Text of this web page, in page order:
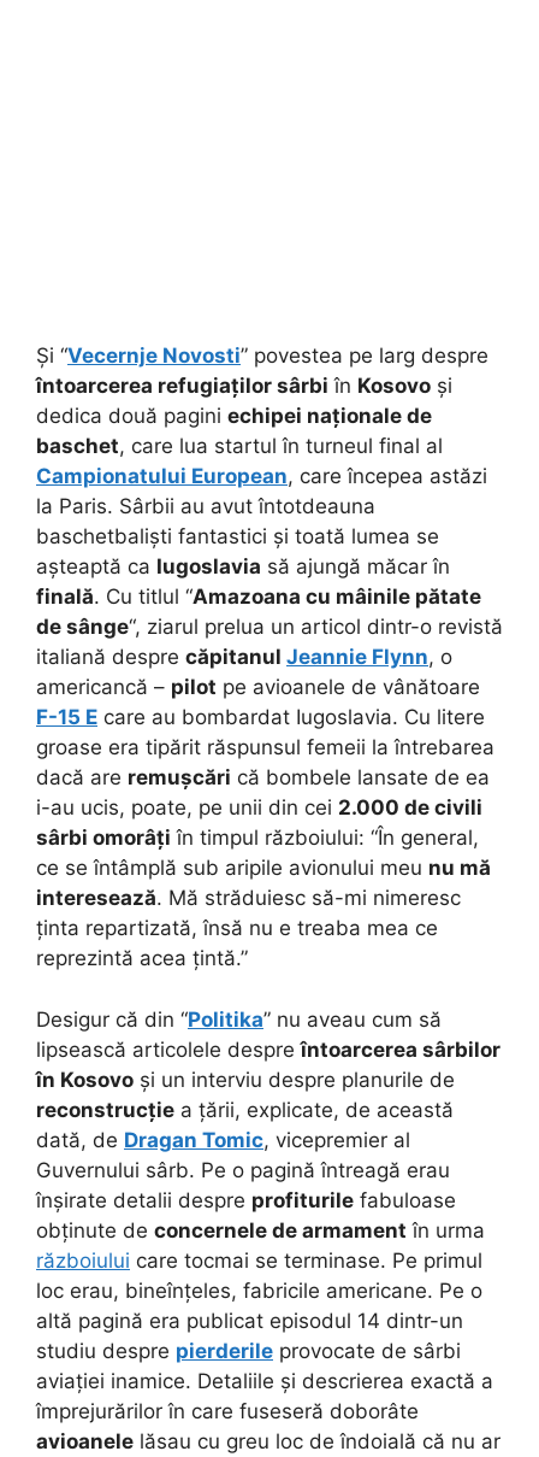
Și “Vecernje Novosti” povestea pe larg despre
întoarcerea refugiaților sârbi în Kosovo și
dedica două pagini echipei naționale de
baschet, care lua startul în turneul final al
Campionatului European, care începea astăzi
la Paris. Sârbii au avut întotdeauna
baschetbaliști fantastici și toată lumea se
așteaptă ca Iugoslavia să ajungă măcar în
finală. Cu titlul “Amazoana cu mâinile pătate
de sânge“, ziarul prelua un articol dintr-o revistă
italiană despre căpitanul Jeannie Flynn, o
americancă – pilot pe avioanele de vânătoare
F-15 E care au bombardat Iugoslavia. Cu litere
groase era tipărit răspunsul femeii la întrebarea
dacă are remușcări că bombele lansate de ea
i-au ucis, poate, pe unii din cei 2.000 de civili
sârbi omorâți în timpul războiului: “În general,
ce se întâmplă sub aripile avionului meu nu mă
interesează. Mă străduiesc să-mi nimeresc
ținta repartizată, însă nu e treaba mea ce
reprezintă acea țintă.”
Desigur că din “Politika” nu aveau cum să
lipsească articolele despreîntoarcerea sârbilor
în Kosovo și un interviu despre planurile de
reconstrucție a țării, explicate, de această
dată, de Dragan Tomic, vicepremier al
Guvernului sârb. Pe o pagină întreagă erau
înșirate detalii despre profiturile fabuloase
obținute de concernele de armament în urma
războiului care tocmai se terminase. Pe primul
loc erau, bineînțeles, fabricile americane. Pe o
altă pagină era publicat episodul 14 dintr-un
studiu despre pierderile provocate de sârbi
aviației inamice. Detaliile și descrierea exactă a
împrejurărilor în care fuseseră doborâte
avioanele lăsau cu greu loc de îndoială că nu ar